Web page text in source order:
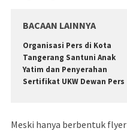
BACAAN LAINNYA
Organisasi Pers di Kota
Tangerang Santuni Anak
Yatim dan Penyerahan
Sertifikat UKW Dewan Pers
Meski hanya berbentuk